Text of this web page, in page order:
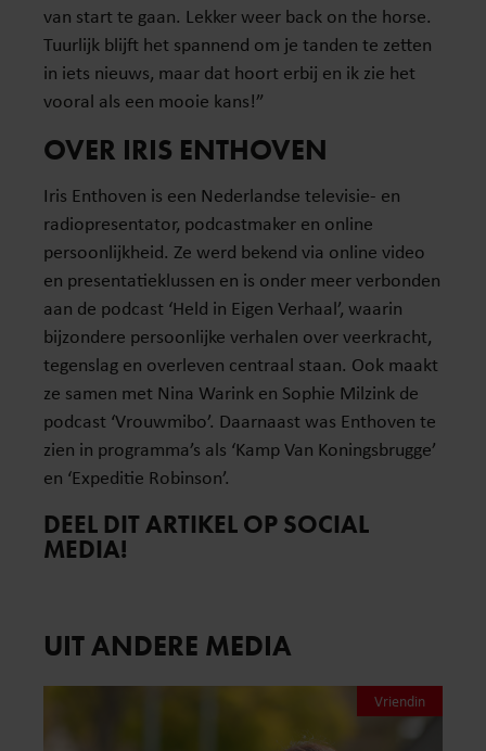
van start te gaan. Lekker weer back on the horse.
Tuurlijk blijft het spannend om je tanden te zetten
in iets nieuws, maar dat hoort erbij en ik zie het
vooral als een mooie kans!”
OVER IRIS ENTHOVEN
Iris Enthoven is een Nederlandse televisie- en
radiopresentator, podcastmaker en online
persoonlijkheid. Ze werd bekend via online video
en presentatieklussen en is onder meer verbonden
aan de podcast ‘Held in Eigen Verhaal’, waarin
bijzondere persoonlijke verhalen over veerkracht,
tegenslag en overleven centraal staan. Ook maakt
ze samen met Nina Warink en Sophie Milzink de
podcast ‘Vrouwmibo’. Daarnaast was Enthoven te
zien in programma’s als ‘Kamp Van Koningsbrugge’
en ‘Expeditie Robinson’.
DEEL DIT ARTIKEL OP SOCIAL
MEDIA!
UIT ANDERE MEDIA
Vriendin